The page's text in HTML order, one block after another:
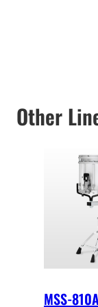
Other
MSS-810A